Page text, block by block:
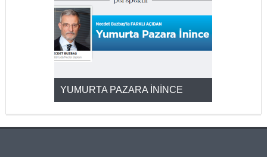
YUMURTA PAZARA İNİNCE